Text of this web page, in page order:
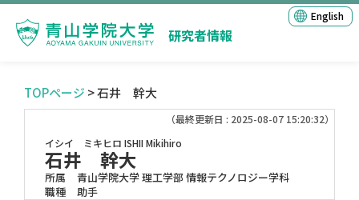
研究者情報
English
TOPページ > 石井 幹大
（最終更新日 : 2025-08-07 15:20:32）
イシイ ミキヒロ ISHII Mikihiro
石井 幹大
所属
青山学院大学 理工学部 情報テクノロジー学科
職種
助手